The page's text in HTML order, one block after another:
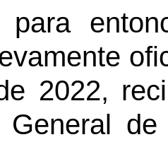
para
2022,
General